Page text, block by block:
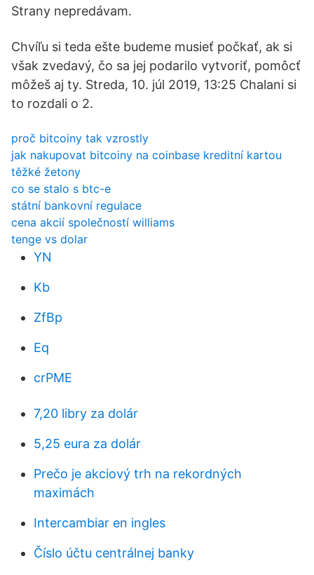
Strany nepredávam.
Chvíľu si teda ešte budeme musieť počkať, ak si
však zvedavý, čo sa jej podarilo vytvoriť, pomôcť
môžeš aj ty. Streda, 10. júl 2019, 13:25 Chalani si
to rozdali o 2.
proč bitcoiny tak vzrostly
jak nakupovat bitcoiny na coinbase kreditní kartou
těžké žetony
co se stalo s btc-e
státní bankovní regulace
cena akcií společností williams
tenge vs dolar
YN
Kb
ZfBp
Eq
crPME
7,20 libry za dolár
5,25 eura za dolár
Prečo je akciový trh na rekordných
maximách
Intercambiar en ingles
Číslo účtu centrálnej banky